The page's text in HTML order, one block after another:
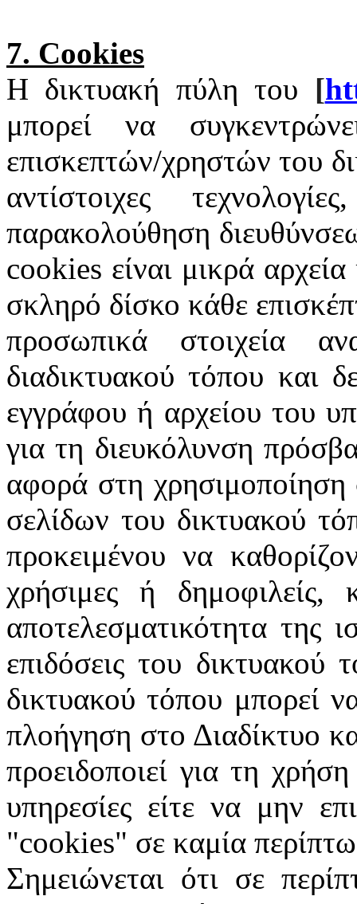
7. Cookies
Η δικτυακή πύλη του [
μπορεί να
επισκεπτών/χρηστών του
αντίστοιχες
παρακολούθηση
cookies είναι μικρά
σκληρό δίσκο κάθε
προσωπικά στοιχεία
διαδικτυακού τόπου και
εγγράφου ή αρχείου του
για τη διευκόλυνση
αφορά στη
σελίδων του δικτυακού
προκειμένου να
χρήσιμες ή
αποτελεσματικότητα της
επιδόσεις του δικτυακού
δικτυακού τόπου μπορεί
πλοήγηση στο Διαδίκτυο
προειδοποιεί για τη
υπηρεσίες είτε να μην
"cookies" σε καμία
Σημειώνεται ότι σε